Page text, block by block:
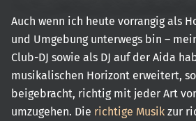
Auch wenn ich heute vorrangig als
und Umgebung unterwegs bin –
Club-DJ sowie als DJ auf der Aida
musikalischen Horizont erweitert,
beigebracht, richtig mit jeder Art
umzugehen. Die richtige Musik zur